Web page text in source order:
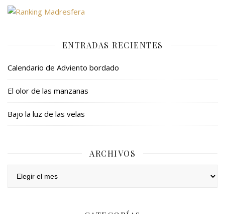
ENTRADAS RECIENTES
Calendario de Adviento bordado
El olor de las manzanas
Bajo la luz de las velas
ARCHIVOS